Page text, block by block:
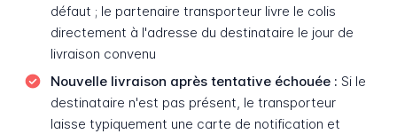
défaut ; le partenaire transporteur livre le colis
directement à l'adresse du destinataire le jour de
livraison convenu
Nouvelle livraison après tentative échouée : Si le
destinataire n'est pas présent, le transporteur
laisse typiquement une carte de notification et